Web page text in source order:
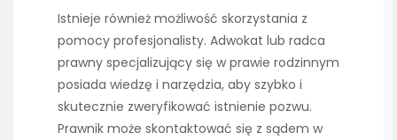
Istnieje również możliwość skorzystania z
pomocy profesjonalisty. Adwokat lub radca
prawny specjalizujący się w prawie rodzinnym
posiada wiedzę i narzędzia, aby szybko i
skutecznie zweryfikować istnienie pozwu.
Prawnik może skontaktować się z sądem w